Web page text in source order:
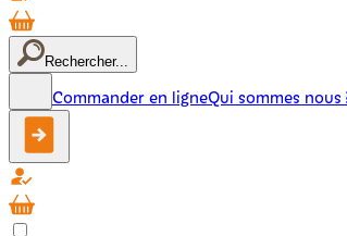
Rechercher...
Commander en ligneQui sommes nous